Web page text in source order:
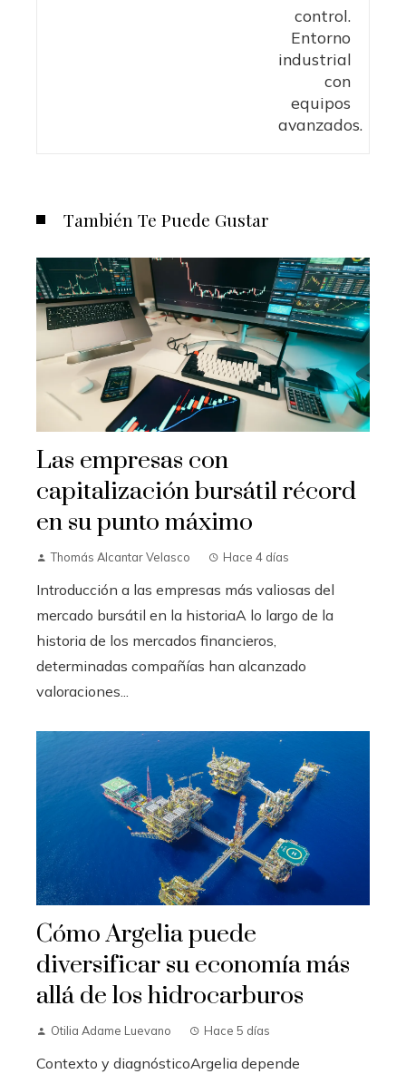
También Te Puede Gustar
Las empresas con
capitalización bursátil récord
en su punto máximo
Thomás Alcantar Velasco Hace 4 días
Introducción a las empresas más valiosas del
mercado bursátil en la historiaA lo largo de la
historia de los mercados financieros,
determinadas compañías han alcanzado
valoraciones...
Cómo Argelia puede
diversificar su economía más
allá de los hidrocarburos
Otilia Adame Luevano Hace 5 días
Contexto y diagnósticoArgelia depende